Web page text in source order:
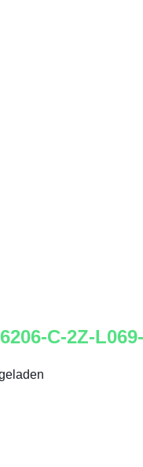
6206-C-2Z-